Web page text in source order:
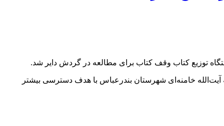
توزیع کتاب وقف کتاب برای مطالعه در گردش دایر شد.
آیت‌الله خامنه‌ای شهرستان بندرعباس با هدف دسترسی بیشتر